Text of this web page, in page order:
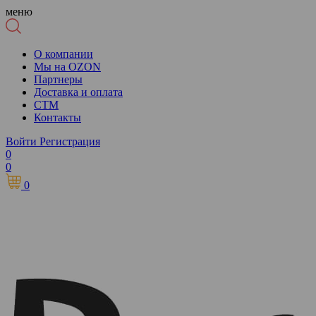
меню
О компании
Мы на OZON
Партнеры
Доставка и оплата
СТМ
Контакты
Войти Регистрация
0
0
0